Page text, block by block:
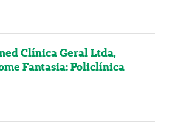
Clínica Geral Ltda,
Fantasia: Policlínica